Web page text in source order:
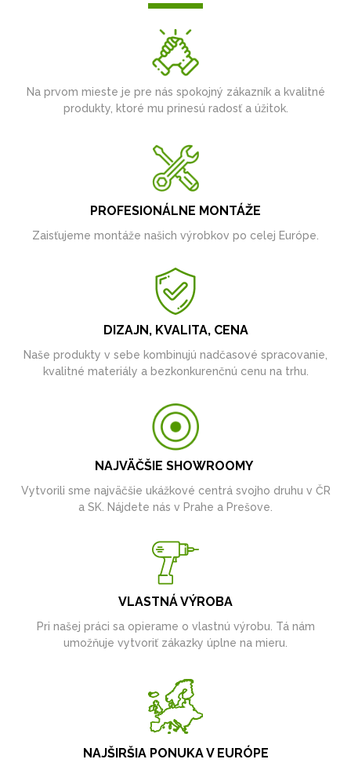
Na prvom mieste je pre nás spokojný zákazník a kvalitné
produkty, ktoré mu prinesú radosť a úžitok.
PROFESIONÁLNE MONTÁŽE
Zaisťujeme montáže našich výrobkov po celej Európe.
DIZAJN, KVALITA, CENA
Naše produkty v sebe kombinujú nadčasové spracovanie,
kvalitné materiály a bezkonkurenčnú cenu na trhu.
NAJVÄČŠIE SHOWROOMY
Vytvorili sme najväčšie ukážkové centrá svojho druhu v ČR
a SK. Nájdete nás v Prahe a Prešove.
VLASTNÁ VÝROBA
Pri našej práci sa opierame o vlastnú výrobu. Tá nám
umožňuje vytvoriť zákazky úplne na mieru.
NAJŠIRŠIA PONUKA V EURÓPE